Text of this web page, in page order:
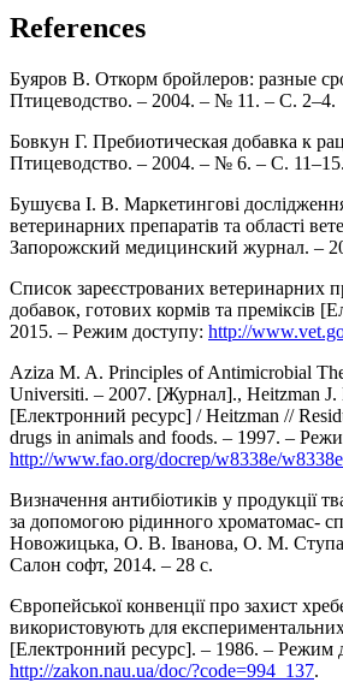
References
Буяров В. Откорм бройлеров: разные
Птицеводство. – 2004. – № 11. – С. 2–4.
Бовкун Г. Пребиотическая добавка к
Птицеводство. – 2004. – № 6. – С. 11–15.
Бушуєва І. В. Маркетингові
ветеринарних препаратів та області
Запорожский медицинский журнал. –
Список зареєстрованих ветеринарних
добавок, готових кормів та преміксів
2015. – Режим доступу: http://
Aziza M. A. Principles of Antimicrobial
Universiti. – 2007. [Журнал]., Heitzman J.
[Електронний ресурс] / Heitzman //
drugs in animals and foods. – 1997. –
http://www.fao.org/docrep/w8338e/
Визначення антибіотиків у продукції
за допомогою рідинного хроматомас-
Новожицька, О. В. Іванова, О. М.
Салон софт, 2014. – 28 с.
Європейської конвенції про захист
використовують для
[Електронний ресурс]. – 1986. – Режим
http://zakon.nau.ua/doc/?code=994_137.